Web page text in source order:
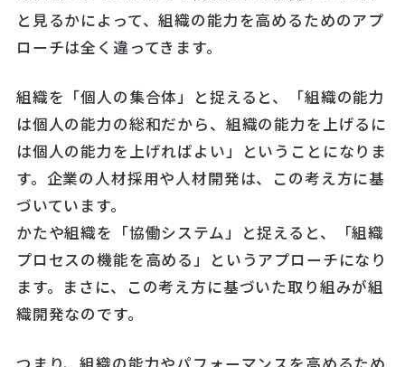
と見るかによって、組織の能力を高めるためのアプ
ローチは全く違ってきます。
組織を「個人の集合体」と捉えると、「組織の能力
は個人の能力の総和だから、組織の能力を上げるに
は個人の能力を上げればよい」ということになりま
す。企業の人材採用や人材開発は、この考え方に基
づいています。
かたや組織を「協働システム」と捉えると、「組織
プロセスの機能を高める」というアプローチになり
ます。まさに、この考え方に基づいた取り組みが組
織開発なのです。